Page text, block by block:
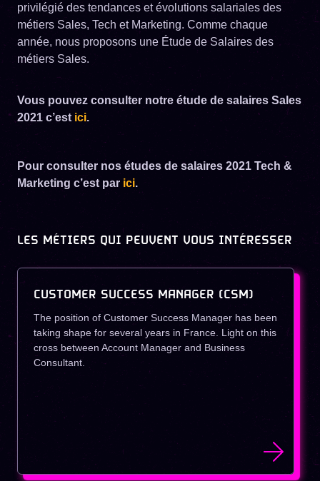
privilégié des tendances et évolutions salariales des
métiers Sales, Tech et Marketing. Comme chaque
année, nous proposons une Étude de Salaires des
métiers Sales.
Vous pouvez consulter notre étude de salaires Sales
2021 c’est ici.
Pour consulter nos études de salaires 2021 Tech &
Marketing c’est par ici.
LES MÉTIERS QUI PEUVENT VOUS INTÉRESSER
CUSTOMER SUCCESS MANAGER (CSM)
The position of Customer Success Manager has been
taking shape for several years in France. Light on this
cross between Account Manager and Business
Consultant.